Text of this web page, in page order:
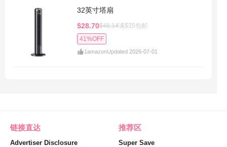
32英寸塔扇
$28.70$48.14满$35包邮
41%OFF
1amazonUpdated 2026-07-01
链接直达
Advertiser Disclosure
推荐区
Super Save